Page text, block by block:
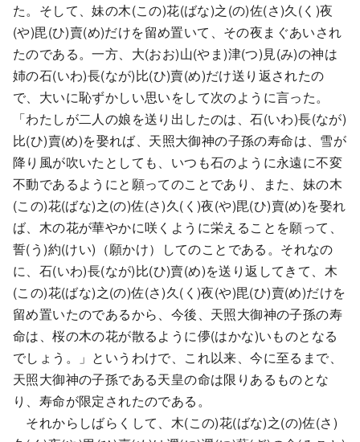
た。そして、妹の木(この)花(ばな)之(の)佐(さ)久(く)夜
(や)毘(ひ)賣(め)だけを留め置いて、その夜まぐあいされ
たのである。一方、大(おお)山(やま)津(つ)見(み)の神は
姉の石(いわ)長(なが)比(ひ)賣(め)だけ送り返されたの
で、大いに恥ずかしい思いをして次のように言った。
「わたしが二人の娘を送り出したのは、石(いわ)長(なが)
比(ひ)賣(め)を娶れば、天照大御神の子孫の寿命は、雪が
降り風が吹いたとしても、いつも石のように永遠に不変
不動であるようにと願ってのことであり、また、妹の木
(この)花(ばな)之(の)佐(さ)久(く)夜(や)毘(ひ)賣(め)を娶れ
ば、木の花が華やかに咲くように栄えることを願って、
誓(う)約(けい)（願かけ）してのことである。それなの
に、石(いわ)長(なが)比(ひ)賣(め)を送り返してきて、木
(この)花(ばな)之(の)佐(さ)久(く)夜(や)毘(ひ)賣(め)だけを
留め置いたのであるから、今後、天照大御神の子孫の寿
命は、桜の木の花が散るように儚(はかな)いものとなる
でしょう。」というわけで、これ以来、今に至るまで、
天照大御神の子孫である天皇の命は限りあるものとな
り、寿命が限定されたのである。
それからしばらくして、木(この)花(ばな)之(の)佐(さ)